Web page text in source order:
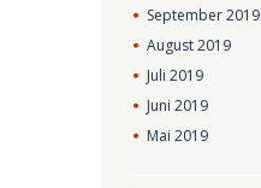
September2019
August2019
Juli2019
Juni2019
Mai2019